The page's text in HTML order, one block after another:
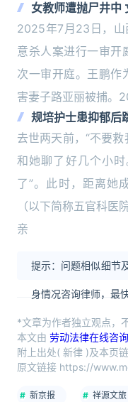
女教师遭抛尸井中
2025年7月23日，山
意杀人案进行一审开
次一审开庭。王鹏作
害妻子路亚丽被捕。
规培护士患抑郁后
去世两天前，“不要救
和她聊了好几个小
了”。此时，距离她
（以下简称五官科医
亲
提示：问题相似细节
身情况咨询律师，最
*文章为作者独立观点，
本文由 劳动法律在线咨询
附上出处( 新律 )及本页链
原文链接 https://
新京报 祥源文旅